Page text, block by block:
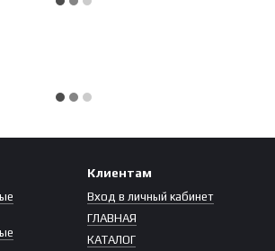
Клиентам
Вход в личный кабинет
ГЛАВНАЯ
КАТАЛОГ